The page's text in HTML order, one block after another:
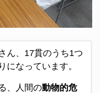
ん、17貫のうち1つ
になっています。
、人間の動物的危